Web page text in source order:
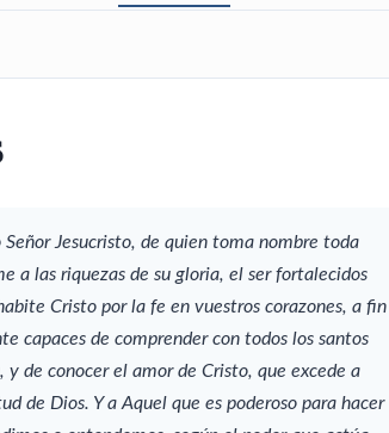
Jesucristo, de quien toma nombre toda
a las riquezas de su gloria, el ser fortalecidos
Cristo por la fe en vuestros corazones, a fin
capaces de comprender con todos los santos
de conocer el amor de Cristo, que excede a
de Dios. Y a Aquel que es poderoso para hacer